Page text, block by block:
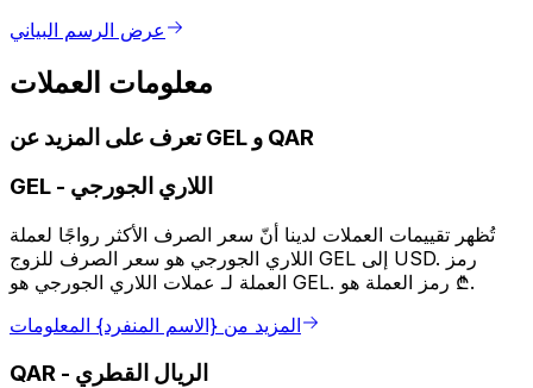
عرض الرسم البياني
معلومات العملات
تعرف على المزيد عن GEL و QAR
GEL - اللاري الجورجي
تُظهر تقييمات العملات لدينا أنّ سعر الصرف الأكثر رواجًا لعملة
اللاري الجورجي هو سعر الصرف للزوج GEL إلى USD. رمز
العملة لـ عملات اللاري الجورجي هو GEL. رمز العملة هو ₾.
المزيد من {الاسم المنفرد} المعلومات
QAR - الريال القطري